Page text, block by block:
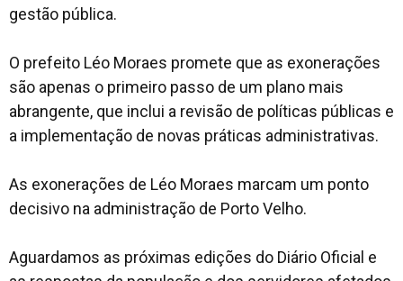
gestão pública.
O prefeito Léo Moraes promete que as exonerações
são apenas o primeiro passo de um plano mais
abrangente, que inclui a revisão de políticas públicas e
a implementação de novas práticas administrativas.
As exonerações de Léo Moraes marcam um ponto
decisivo na administração de Porto Velho.
Aguardamos as próximas edições do Diário Oficial e